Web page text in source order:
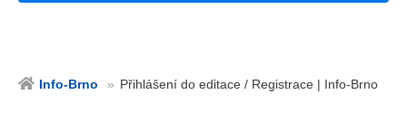
Info-Brno Přihlášení do editace / Registrace | Info-Brno